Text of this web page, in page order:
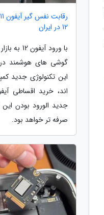
12 در ایران
با ورود
گوشی های هوشمند
این تکنولوژی جدید
جدید الورود بودن
صرفه تر خواهد بود.